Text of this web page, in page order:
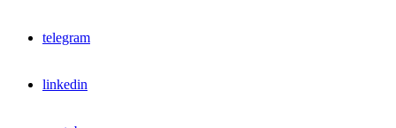
telegram
linkedin